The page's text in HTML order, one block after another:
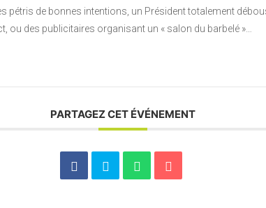
pétris de bonnes intentions, un Président totalement
ou des publicitaires organisant un « salon du barbelé »…
PARTAGEZ CET ÉVÉNEMENT